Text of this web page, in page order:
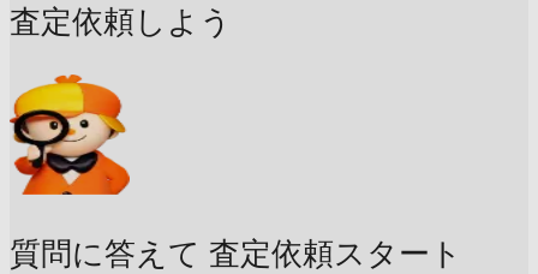
査定依頼しよう
質問に答えて 査定依頼スタート